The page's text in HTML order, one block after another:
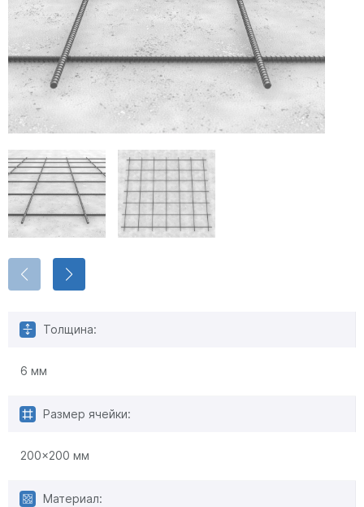
Толщина:
6 мм
Размер ячейки:
200x200 мм
Материал: